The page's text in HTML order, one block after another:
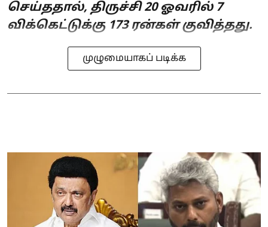
செய்ததால், திருச்சி 20 ஓவரில் 7
விக்கெட்டுக்கு 173 ரன்கள் குவித்தது.
முழுமையாகப் படிக்க